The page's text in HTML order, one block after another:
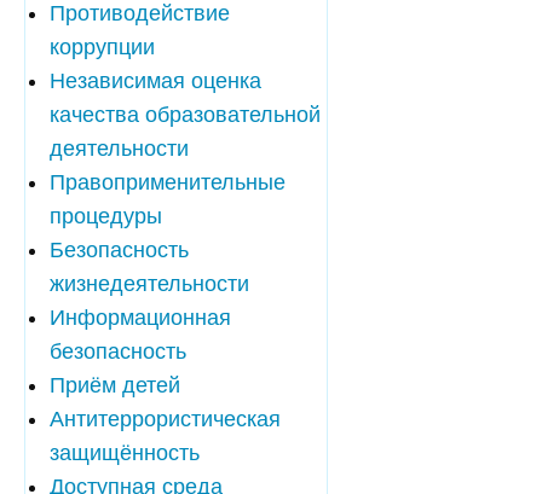
Противодействие
коррупции
Независимая оценка
качества образовательной
деятельности
Правоприменительные
процедуры
Безопасность
жизнедеятельности
Информационная
безопасность
Приём детей
Антитеррористическая
защищённость
Доступная среда